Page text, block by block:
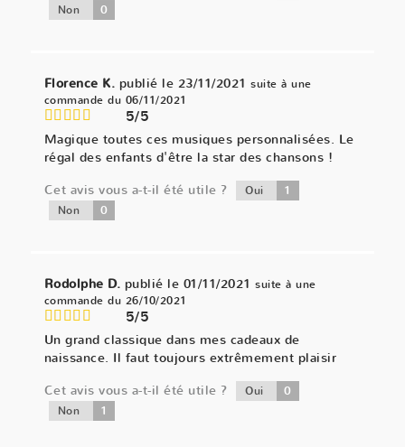
Non 0
Florence K. publié le 23/11/2021 suite à une
commande du 06/11/2021
5/5
Magique toutes ces musiques personnalisées. Le
régal des enfants d'être la star des chansons !
Cet avis vous a-t-il été utile ?
Oui 1
Non 0
Rodolphe D. publié le 01/11/2021 suite à une
commande du 26/10/2021
5/5
Un grand classique dans mes cadeaux de
naissance. Il faut toujours extrêmement plaisir
Cet avis vous a-t-il été utile ?
Oui 0
Non 1